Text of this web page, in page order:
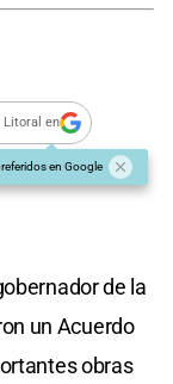
Litoral en
en Google
de la
un Acuerdo
obras